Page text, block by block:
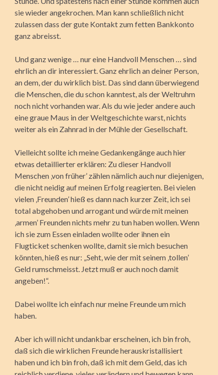
sie wieder angekrochen. Man kann schließlich nicht
zulassen dass der gute Kontakt zum fetten Bankkonto
ganz abreisst.
Und ganz wenige … nur eine Handvoll Menschen … sind
ehrlich an dir interessiert. Ganz ehrlich an deiner Person,
an dem, der du wirklich bist. Das sind dann überwiegend
die Menschen, die du schon kanntest, als der Weltruhm
noch nicht vorhanden war. Als du wie jeder andere auch
eine graue Maus in der Weltgeschichte warst, nichts
weiter als ein Zahnrad in der Mühle der Gesellschaft.
Vielleicht sollte ich meine Gedankengänge auch hier
etwas detaillierter erklären: Zu dieser Handvoll
Menschen ‚von früher’ zählen nämlich auch nur diejenigen,
die nicht neidig auf meinen Erfolg reagierten. Bei vielen
vielen ‚Freunden’ hieß es dann nach kurzer Zeit, ich sei
total abgehoben und arrogant und würde mit meinen
‚armen’ Freunden nichts mehr zu tun haben wollen. Wenn
ich sie zum Essen einladen wollte oder ihnen ein
Flugticket schenken wollte, damit sie mich besuchen
könnten, hieß es nur: „Seht, wie der mit seinem ‚tollen’
Geld rumschmeisst. Jetzt muß er auch noch damit
angeben!“.
Dabei wollte ich einfach nur meine Freunde um mich
haben.
Aber ich will nicht undankbar erscheinen, ich bin froh,
daß sich die wirklichen Freunde herauskristallisiert
haben und ich bin froh, daß ich mit dem Geld, das ich